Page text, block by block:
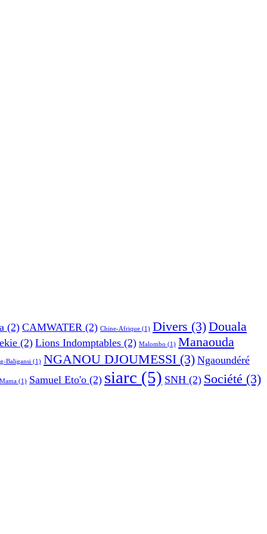
(2) CAMWATER (2) Chine-Afrique (1) Divers (3)Douala
(2) Lions Indomptables (2) Malombo (1) Manaouda
Baligansi (1) NGANOU DJOUMESSI (3) Ngaoundéré
(1) Samuel Eto'o (2) siarc (5) SNH (2) Société (3)